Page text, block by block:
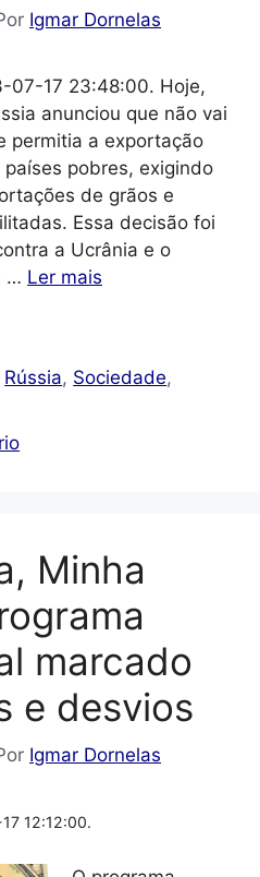
Igmar Dornelas
07-17 23:48:00. Hoje,
anunciou que não vai
permitia a exportação
pobres, exigindo
de grãos e
Essa decisão foi
a Ucrânia e o
… Ler mais
Rússia, Sociedade,
Minha
marcado
e desvios
Igmar Dornelas
12:12:00.